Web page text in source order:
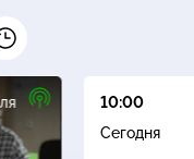
16+
10:00
Сегодня